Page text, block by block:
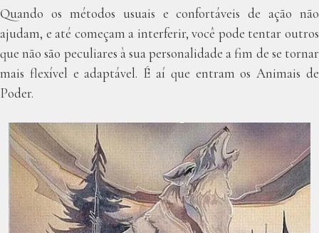
Quando os métodos usuais e confortáveis de ação ​​não
ajudam, e até começam a interferir, você pode tentar outros
que não são peculiares à sua personalidade a fim de se tornar
mais flexível e adaptável. É aí que entram os Animais de
Poder.